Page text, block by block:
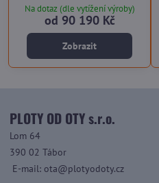
Na dotaz (dle vytížení výroby)
od 90 190 Kč
Zobrazit
PLOTY OD OTY s.r.o.
Lom 64
390 02 Tábor
E-mail: ota@plotyodoty.cz